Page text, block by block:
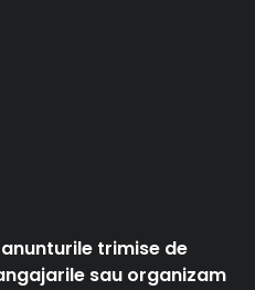
trimise de
sau organizam